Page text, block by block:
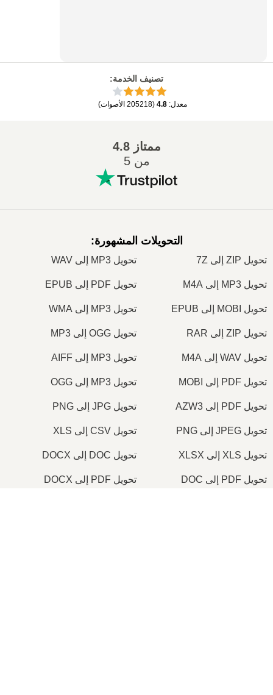
تصنيف الخدمة:
معدل:
4.8
(
205218 الأصوات)
ممتاز 4.8
من 5
التحويلات المشهورة:
تحويل ZIP إلى 7Z تحويل MP3 إلى WAV
تحويل MP3 إلى M4A تحويل PDF إلى EPUB
تحويل MOBI إلى EPUB تحويل MP3 إلى WMA
تحويل ZIP إلى RAR تحويل OGG إلى MP3
تحويل WAV إلى M4A تحويل MP3 إلى AIFF
تحويل PDF إلى MOBI تحويل MP3 إلى OGG
تحويل PDF إلى AZW3 تحويل JPG إلى PNG
تحويل JPEG إلى PNG تحويل CSV إلى XLS
تحويل XLS إلى XLSX تحويل DOC إلى DOCX
تحويل PDF إلى DOC تحويل PDF إلى DOCX